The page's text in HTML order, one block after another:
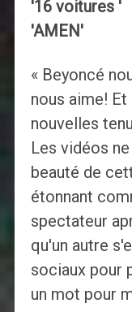
'16 voitures '
'AMEN'
« Beyoncé
nous aime!
nouvelles
Les vidéos
beauté de
étonnant
spectateur
qu'un autre
sociaux pour
un mot pour